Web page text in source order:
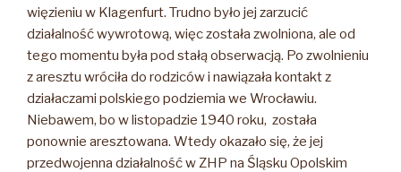
więzieniu w Klagenfurt. Trudno było jej zarzucić
działalność wywrotową, więc została zwolniona, ale od
tego momentu była pod stałą obserwacją. Po zwolnieniu
z aresztu wróciła do rodziców i nawiązała kontakt z
działaczami polskiego podziemia we Wrocławiu.
Niebawem, bo w listopadzie 1940 roku, została
ponownie aresztowana. Wtedy okazało się, że jej
przedwojenna działalność w ZHP na Śląsku Opolskim